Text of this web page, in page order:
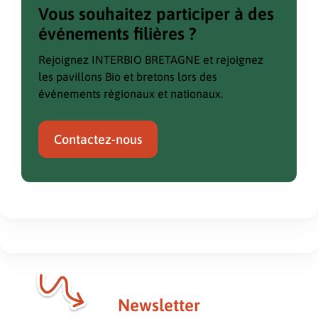
Vous souhaitez participer à des
événements filières ?
Rejoignez INTERBIO BRETAGNE et rejoignez
les pavillons Bio et bretons lors des
événements régionaux et nationaux.
Contactez-nous
Newsletter